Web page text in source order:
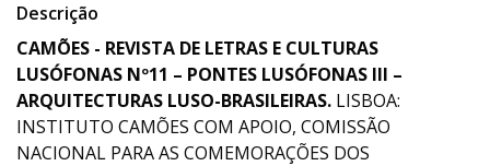
Descrição
CAMÕES - REVISTA DE LETRAS E CULTURAS
LUSÓFONAS Nº11 – PONTES LUSÓFONAS III –
ARQUITECTURAS LUSO-BRASILEIRAS. LISBOA:
INSTITUTO CAMÕES COM APOIO, COMISSÃO
NACIONAL PARA AS COMEMORAÇÕES DOS